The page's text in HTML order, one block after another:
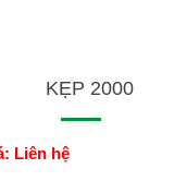
KẸP 2000
Liên hệ